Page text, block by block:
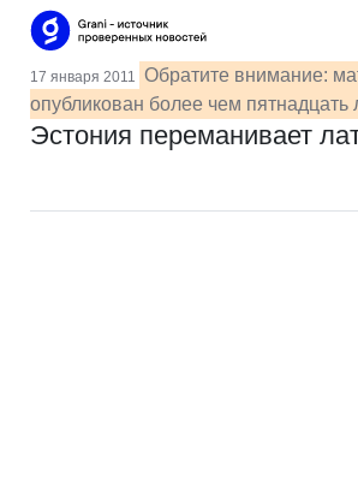
17 января 2011 Обратите внимание:
опубликован более чем пятнадцать
Эстония переманивает